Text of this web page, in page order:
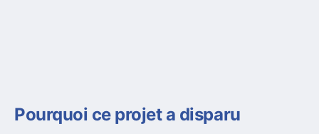
Pourquoi ce projet a disparu